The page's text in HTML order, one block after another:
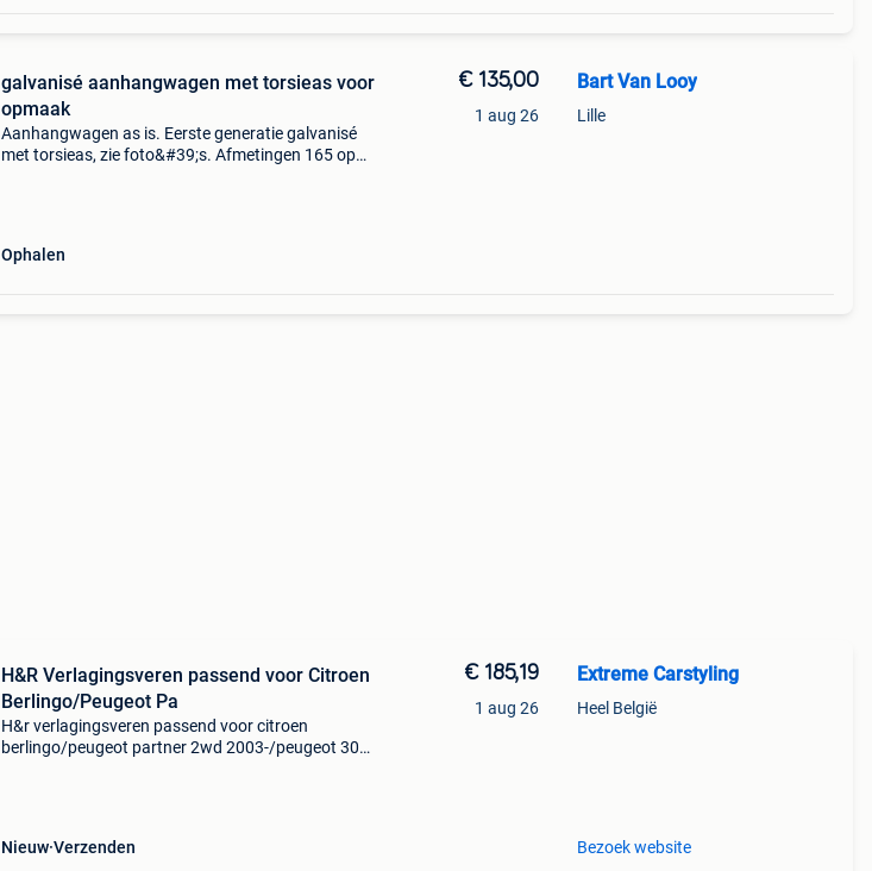
galvanisé aanhangwagen met torsieas voor
opmaak
Aanhangwagen as is. Eerste generatie galvanisé
met torsieas, zie foto&#39;s. Afmetingen 165 op
Ophalen
€ 135,00
1 aug 26
Bart Van Looy
Lille
H&R Verlagingsveren passend voor Citroen
Berlingo/Peugeot Pa
H&r verlagingsveren passend voor citroen
berlingo/peugeot partner 2wd 2003-/peugeot 306
Nieuw Verzenden
€ 185,19
1 aug 26
Extreme Carstyling
Heel België
Bezoek website